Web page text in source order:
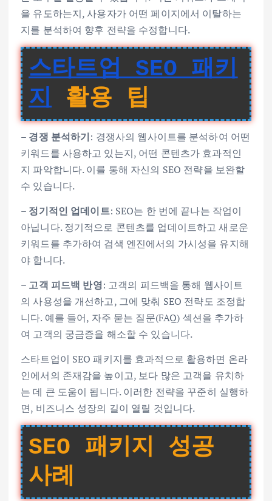
을 유도하는지, 사용자가 어떤 페이지에서 이탈하는
지를 분석하여 향후 전략을 수정합니다.
스타트업 SEO 패키
지활용 팁
– 경쟁 분석하기: 경쟁사의 웹사이트를 분석하여 어떤
키워드를 사용하고 있는지, 어떤 콘텐츠가 효과적인
지 파악합니다. 이를 통해 자신의 SEO 전략을 보완할
수 있습니다.
– 정기적인 업데이트: SEO는 한 번에 끝나는 작업이
아닙니다. 정기적으로 콘텐츠를 업데이트하고 새로운
키워드를 추가하여 검색 엔진에서의 가시성을 유지해
야 합니다.
– 고객 피드백 반영: 고객의 피드백을 통해 웹사이트
의 사용성을 개선하고, 그에 맞춰 SEO 전략도 조정합
니다. 예를 들어, 자주 묻는 질문(FAQ) 섹션을 추가하
여 고객의 궁금증을 해소할 수 있습니다.
스타트업이 SEO 패키지를 효과적으로 활용하면 온라
인에서의 존재감을 높이고, 보다 많은 고객을 유치하
는 데 큰 도움이 됩니다. 이러한 전략을 꾸준히 실행하
면, 비즈니스 성장의 길이 열릴 것입니다.
SEO 패키지 성공
사례